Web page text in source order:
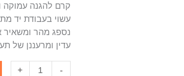
קרם להגנה עמוקה
עשוי בעבודת יד
נספג מהר ומשאיר
עדין ומרעננן של
-
+